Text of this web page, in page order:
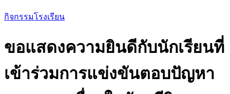
กิจกรรมโรงเรียน
ขอแสดงความยินดีกับนักเรียนที่
เข้าร่วมการแข่งขันตอบปัญหา